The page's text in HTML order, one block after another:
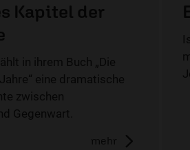
Kapitel der
in ihrem Buch „Die
eine dramatische
zwischen
Gegenwart.
mehr